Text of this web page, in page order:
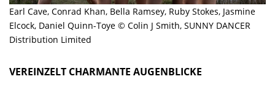
Earl Cave, Conrad Khan, Bella Ramsey, Ruby Stokes, Jasmine
Elcock, Daniel Quinn-Toye © Colin J Smith, SUNNY DANCER
Distribution Limited
VEREINZELT CHARMANTE AUGENBLICKE